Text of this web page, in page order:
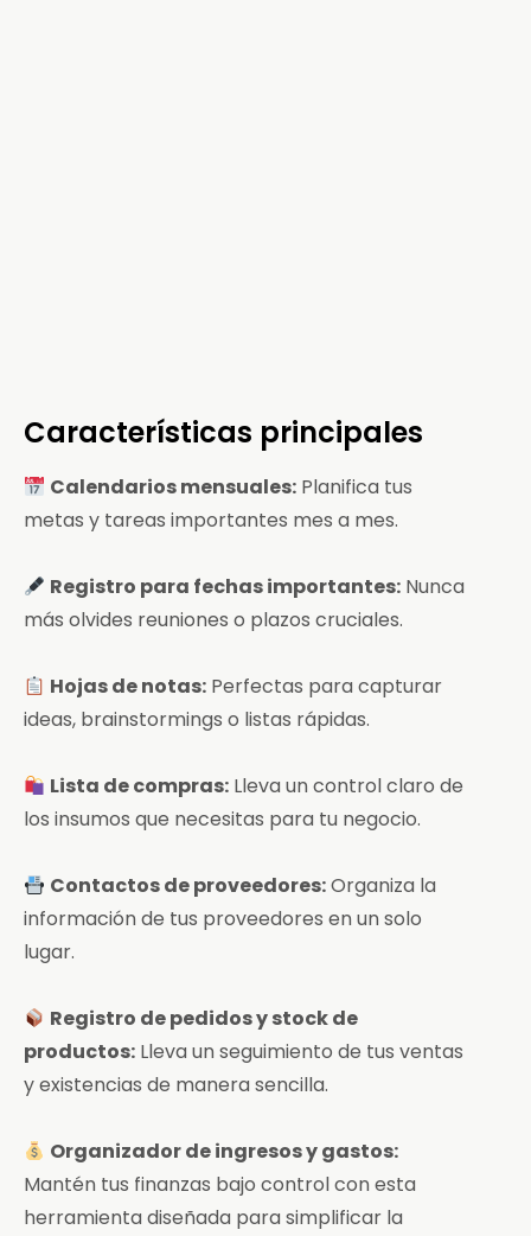
Características principales
Calendarios mensuales: Planifica tus
metas y tareas importantes mes a mes.
Registro para fechas importantes: Nunca
más olvides reuniones o plazos cruciales.
Hojas de notas: Perfectas para capturar
ideas, brainstormings o listas rápidas.
Lista de compras: Lleva un control claro de
los insumos que necesitas para tu negocio.
Contactos de proveedores:Organiza la
información de tus proveedores en un solo
lugar.
Registro de pedidos y stock de
productos: Lleva un seguimiento de tus ventas
y existencias de manera sencilla.
Organizador de ingresos y gastos:
Mantén tus finanzas bajo control con esta
herramienta diseñada para simplificar la